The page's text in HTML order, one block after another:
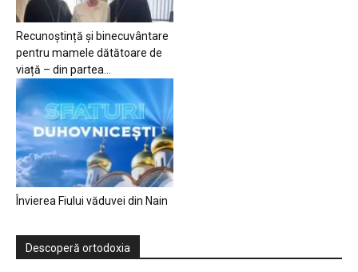
Recunoștință și binecuvântare
pentru mamele dătătoare de
viață – din partea...
Învierea Fiului văduvei din Nain
Descoperă ortodoxia